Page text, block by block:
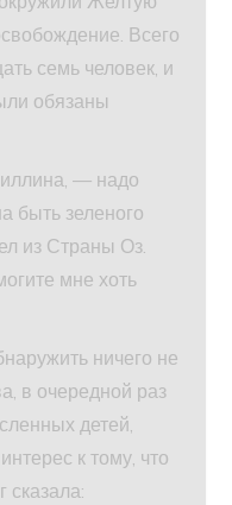
Всего
семь человек, и
обязаны
— надо
быть зеленого
из Страны Оз.
мне хоть
ничего не
в очередной раз
детей,
к тому, что
сказала: